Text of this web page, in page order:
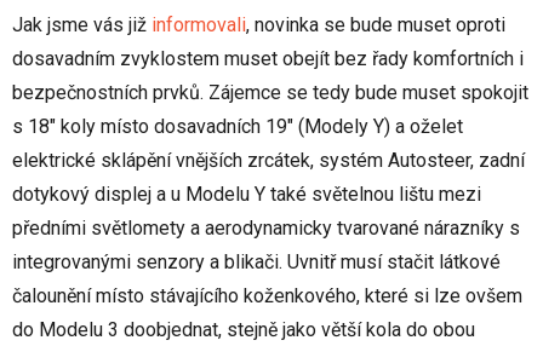
Jak jsme vás již informovali, novinka se bude muset oproti
dosavadním zvyklostem muset obejít bez řady komfortních i
bezpečnostních prvků. Zájemce se tedy bude muset spokojit
s 18" koly místo dosavadních 19" (Modely Y) a oželet
elektrické sklápění vnějších zrcátek, systém Autosteer, zadní
dotykový displej a u Modelu Y také světelnou lištu mezi
předními světlomety a aerodynamicky tvarované nárazníky s
integrovanými senzory a blikači. Uvnitř musí stačit látkové
čalounění místo stávajícího koženkového, které si lze ovšem
do Modelu 3 doobjednat, stejně jako větší kola do obou